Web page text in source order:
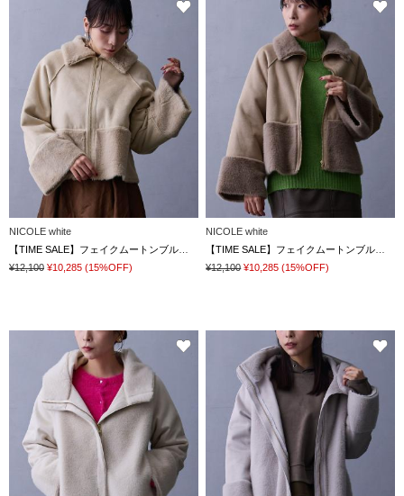
NICOLE white
¥12,100 ¥10,285 (15%OFF)
NICOLE white
¥12,100 ¥10,285 (15%OFF)